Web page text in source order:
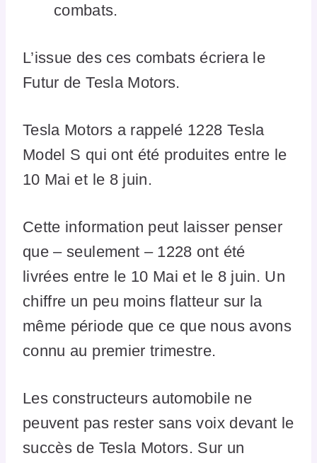
combats.
L’issue des ces combats écriera le
Futur de Tesla Motors.
Tesla Motors a rappelé 1228 Tesla
Model S qui ont été produites entre le
10 Mai et le 8 juin.
Cette information peut laisser penser
que – seulement – 1228 ont été
livrées entre le 10 Mai et le 8 juin. Un
chiffre un peu moins flatteur sur la
même période que ce que nous avons
connu au premier trimestre.
Les constructeurs automobile ne
peuvent pas rester sans voix devant le
succès de Tesla Motors. Sur un